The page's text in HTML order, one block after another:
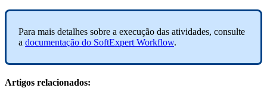
Para mais detalhes sobre a execução das atividades, consulte
a documentação do SoftExpert Workflow.
Artigos relacionados: